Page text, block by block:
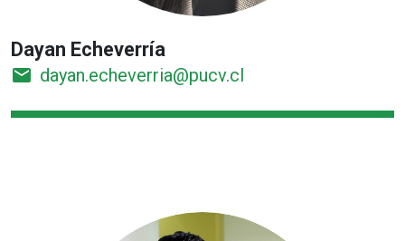
Dayan Echeverría
email dayan.echeverria@pucv.cl